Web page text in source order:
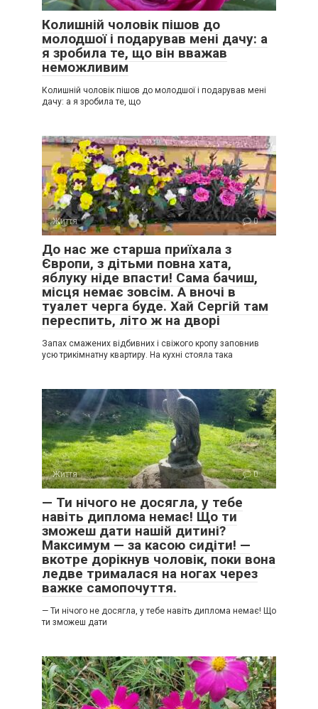
Колишній чоловік пішов до
молодшої і подарував мені дачу: а
я зробила те, що він вважав
неможливим
Колишній чоловік пішов до молодшої і подарував мені
дачу: а я зробила те, що
Життя 0
До нас же старша приїхала з
Європи, з дітьми повна хата,
яблуку ніде впасти! Сама бачиш,
місця немає зовсім. А вночі в
туалет черга буде. Хай Сергій там
переспить, літо ж на дворі
Запах смажених відбивних і свіжого кропу заповнив
усю трикімнатну квартиру. На кухні стояла така
Життя 0
— Ти нічого не досягла, у тебе
навіть диплома немає! Що ти
зможеш дати нашій дитині?
Максимум — за касою сидіти! —
вкотре дорікнув чоловік, поки вона
ледве трималася на ногах через
важке самопочуття.
— Ти нічого не досягла, у тебе навіть диплома немає! Що
ти зможеш дати